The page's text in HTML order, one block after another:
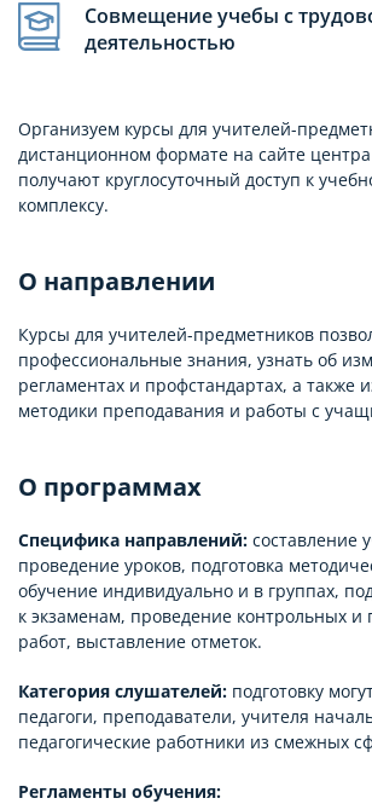
Совмещение учебы с
деятельностью
Организуем курсы для учителей-
дистанционном формате на сайте
получают круглосуточный доступ к
комплексу.
О направлении
Курсы для учителей-предметников
профессиональные знания, узнать об
регламентах и профстандартах, а также
методики преподавания и работы с
О программах
Специфика направлений: составление
проведение уроков, подготовка
обучение индивидуально и в группах,
к экзаменам, проведение контрольных
работ, выставление отметок.
Категория слушателей: подготовку
педагоги, преподаватели, учителя
педагогические работники из смежных
Регламенты обучения: